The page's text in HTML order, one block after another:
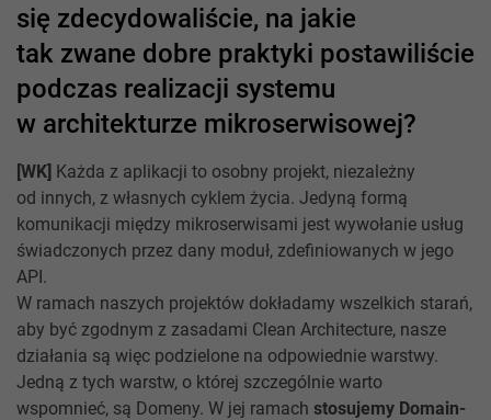
się zdecydowaliście, na jakie
tak zwane dobre praktyki postawiliście
podczas realizacji systemu
w architekturze mikroserwisowej?
[WK] Każda z aplikacji to osobny projekt, niezależny
od innych, z własnych cyklem życia. Jedyną formą
komunikacji między mikroserwisami jest wywołanie usług
świadczonych przez dany moduł, zdefiniowanych w jego
API.
W ramach naszych projektów dokładamy wszelkich starań,
aby być zgodnym z zasadami Clean Architecture, nasze
działania są więc podzielone na odpowiednie warstwy.
Jedną z tych warstw, o której szczególnie warto
wspomnieć, są Domeny. W jej ramach stosujemy Domain-